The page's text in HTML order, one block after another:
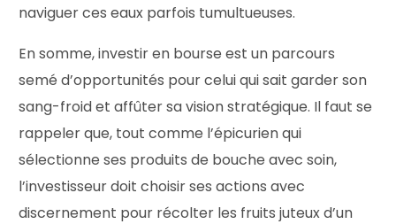
naviguer ces eaux parfois tumultueuses.
En somme, investir en bourse est un parcours
semé d’opportunités pour celui qui sait garder son
sang-froid et affûter sa vision stratégique. Il faut se
rappeler que, tout comme l’épicurien qui
sélectionne ses produits de bouche avec soin,
l’investisseur doit choisir ses actions avec
discernement pour récolter les fruits juteux d’un